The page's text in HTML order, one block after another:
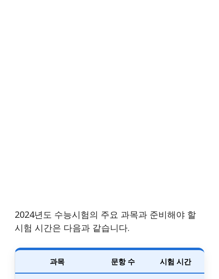
2024년도 수능시험의 주요 과목과 준비해야 할
시험 시간은 다음과 같습니다.
과목 문항 수 시험 시간